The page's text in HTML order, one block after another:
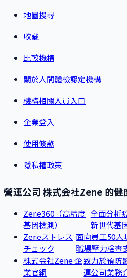
地圖搜尋
收藏
比較機構
關於人間體檢認定機構
機構相關人員入口
企業登入
使用條款
隱私權政策
營運公司 株式会社Zene 的健
Zene360（高精度
基因檢測）
全面分析
新世代基
Zeneストレス
チェック
面向員工50人
職場壓力檢查
株式会社Zene 企
業官網
致力於預防
運公司業務